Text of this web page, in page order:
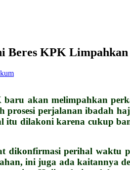
Beres KPK Limpahkan
akan melimpahkan
prosesi perjalanan ibadah
itu dilakoni karena cukup
dikonfirmasi perihal
ini juga ada kaitannya